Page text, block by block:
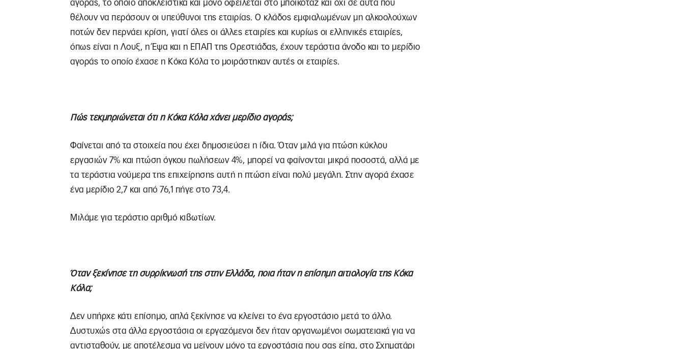
αγοράς, το οποίο αποκλειστικά και μόνο οφείλεται στο μποϊκοτάζ και όχι σε αυτά που
θέλουν να περάσουν οι υπεύθυνοι της εταιρίας. Ο κλάδος εμφιαλωμένων μη αλκοολούχων
ποτών δεν περνάει κρίση, γιατί όλες οι άλλες εταιρίες και κυρίως οι ελληνικές εταιρίες,
όπως είναι η Λουξ, η Έψα και η ΕΠΑΠ της Ορεστιάδας, έχουν τεράστια άνοδο και το μερίδιο
αγοράς το οποίο έχασε η Κόκα Κόλα το μοιράστηκαν αυτές οι εταιρίες.
Πώς τεκμηριώνεται ότι η Κόκα Κόλα χάνει μερίδιο αγοράς;
Φαίνεται από τα στοιχεία που έχει δημοσιεύσει η ίδια. Όταν μιλά για πτώση κύκλου
εργασιών 7% και πτώση όγκου πωλήσεων 4%, μπορεί να φαίνονται μικρά ποσοστά, αλλά με
τα τεράστια νούμερα της επιχείρησης αυτή η πτώση είναι πολύ μεγάλη. Στην αγορά έχασε
ένα μερίδιο 2,7 και από 76,1 πήγε στο 73,4.
Μιλάμε για τεράστιο αριθμό κιβωτίων.
Όταν ξεκίνησε τη συρρίκνωσή της στην Ελλάδα, ποια ήταν η επίσημη αιτιολογία της Κόκα
Κόλα;
Δεν υπήρχε κάτι επίσημο, απλά ξεκίνησε να κλείνει το ένα εργοστάσιο μετά το άλλο.
Δυστυχώς στα άλλα εργοστάσια οι εργαζόμενοι δεν ήταν οργανωμένοι σωματειακά για να
αντισταθούν, με αποτέλεσμα να μείνουν μόνο τα εργοστάσια που σας είπα, στο Σχηματάρι